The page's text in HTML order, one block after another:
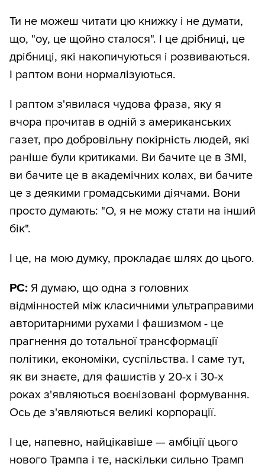
Ти не можеш читати цю книжку і не думати,
що, "оу, це щойно сталося". І це дрібниці, це
дрібниці, які накопичуються і розвиваються.
І раптом вони нормалізуються.
І раптом з'явилася чудова фраза, яку я
вчора прочитав в одній з американських
газет, про добровільну покірність людей, які
раніше були критиками. Ви бачите це в ЗМІ,
ви бачите це в академічних колах, ви бачите
це з деякими громадськими діячами. Вони
просто думають: "О, я не можу стати на інший
бік".
І це, на мою думку, прокладає шлях до цього.
РС: Я думаю, що одна з головних
відмінностей між класичними ультраправими
авторитарними рухами і фашизмом - це
прагнення до тотальної трансформації
політики, економіки, суспільства. І саме тут,
як ви знаєте, для фашистів у 20-х і 30-х
роках з'являються воєнізовані формування.
Ось де з'являються великі корпорації.
І це, напевно, найцікавіше — амбіції цього
нового Трампа і те, наскільки сильно Трамп